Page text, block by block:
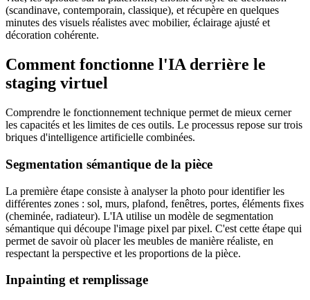
(scandinave, contemporain, classique), et récupère en quelques
minutes des visuels réalistes avec mobilier, éclairage ajusté et
décoration cohérente.
Comment fonctionne l'IA derrière le
staging virtuel
Comprendre le fonctionnement technique permet de mieux cerner
les capacités et les limites de ces outils. Le processus repose sur trois
briques d'intelligence artificielle combinées.
Segmentation sémantique de la pièce
La première étape consiste à analyser la photo pour identifier les
différentes zones : sol, murs, plafond, fenêtres, portes, éléments fixes
(cheminée, radiateur). L'IA utilise un modèle de segmentation
sémantique qui découpe l'image pixel par pixel. C'est cette étape qui
permet de savoir où placer les meubles de manière réaliste, en
respectant la perspective et les proportions de la pièce.
Inpainting et remplissage